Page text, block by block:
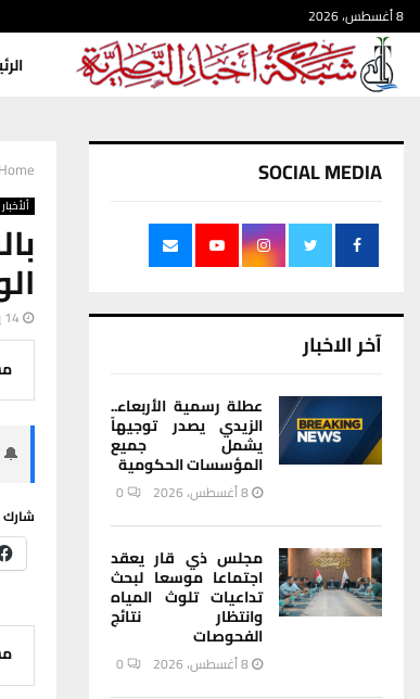
8 أغسطس، 2026
Home
ألأخبار
14 يناير، 2024
SOCIAL MEDIA
آخر الاخبار
عطلة رسمية الأربعاء..
الزيدي يصدر توجيهاً
يشمل جميع
المؤسسات الحكومية
8 أغسطس، 2026 0
مجلس ذي قار يعقد
اجتماعا موسعا لبحث
تداعيات تلوث المياه
وانتظار نتائج
الفحوصات
8 أغسطس، 2026 0